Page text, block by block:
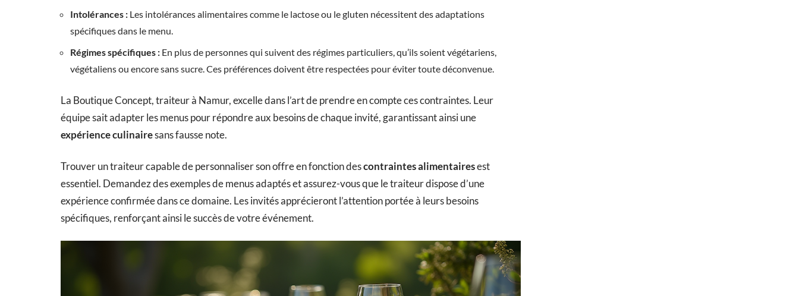
Intolérances : Les intolérances alimentaires comme le lactose ou le gluten nécessitent des adaptations
spécifiques dans le menu.
Régimes spécifiques : En plus de personnes qui suivent des régimes particuliers, qu’ils soient végétariens,
végétaliens ou encore sans sucre. Ces préférences doivent être respectées pour éviter toute déconvenue.
La Boutique Concept, traiteur à Namur, excelle dans l’art de prendre en compte ces contraintes. Leur
équipe sait adapter les menus pour répondre aux besoins de chaque invité, garantissant ainsi une
expérience culinairesans fausse note.
Trouver un traiteur capable de personnaliser son offre en fonction descontraintes alimentairesest
essentiel. Demandez des exemples de menus adaptés et assurez-vous que le traiteur dispose d’une
expérience confirmée dans ce domaine. Les invités apprécieront l’attention portée à leurs besoins
spécifiques, renforçant ainsi le succès de votre événement.